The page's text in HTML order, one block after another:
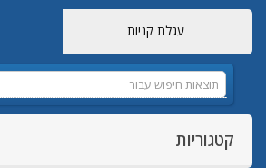
עגלת קניות
קטגוריות